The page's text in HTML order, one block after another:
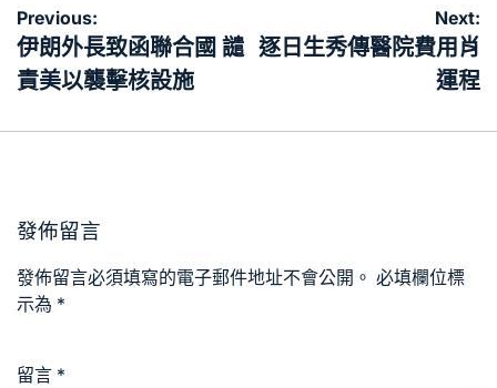
文
章
導
Previous:
伊朗外長致函聯合國 譴
責美以襲擊核設施
Next:
逐日生秀傳醫院費用肖
運程
發佈留言
發佈留言必須填寫的電子郵件地址不會公開。 必填欄位標
示為 *
留言 *